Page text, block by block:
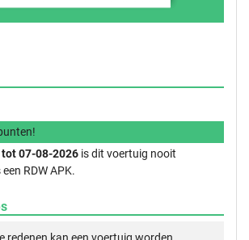
tot 07-08-2026 is dit voertuig nooit
RDW APK.
redenen kan een voertuig worden